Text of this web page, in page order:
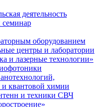
деятельность
семинар
оборудованием
центры и лаборатории
и лазерные технологии»
и квантовой химии
и техники СВЧ